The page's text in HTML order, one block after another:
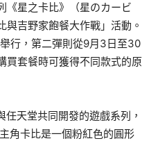
《星之卡比》（星のカービ
與吉野家飽餐大作戰」活動。
行，第二彈則從9月3日至30
買套餐時可獲得不同款式的原
任天堂共同開發的遊戲系列，
角卡比是一個粉紅色的圓形